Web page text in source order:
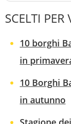
SCELTI PER
10 borghi
in
10 Borghi
in autunno